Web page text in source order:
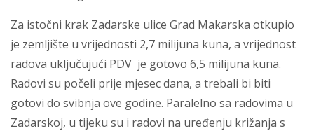
Za istočni krak Zadarske ulice Grad Makarska otkupio
je zemljište u vrijednosti 2,7 milijuna kuna, a vrijednost
radova uključujući PDV je gotovo 6,5 milijuna kuna.
Radovi su počeli prije mjesec dana, a trebali bi biti
gotovi do svibnja ove godine. Paralelno sa radovima u
Zadarskoj, u tijeku su i radovi na uređenju križanja s